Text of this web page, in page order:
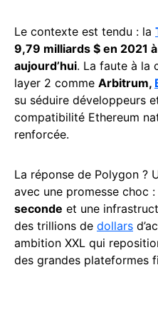
Le contexte est tendu : la
9,79 milliards $ en 2021
aujourd’hui. La faute à la
layer 2 comme Arbitrum,
su séduire développeurs
compatibilité Ethereum
renforcée.
La réponse de Polygon ?
avec une promesse choc :
seconde et une
des trillions de dollars
ambition XXL qui
des grandes plateformes